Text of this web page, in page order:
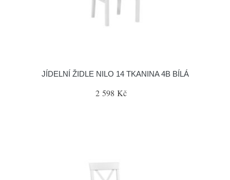
JÍDELNÍ ŽIDLE NILO 14 TKANINA 4B BÍLÁ
2 598 Kč